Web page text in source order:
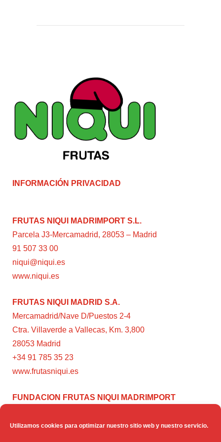
Utilizamos cookies para optimizar nuestro sitio web y nuestro servicio.
INFORMACIÓN PRIVACIDAD
FRUTAS NIQUI MADRIMPORT S.L.
Parcela J3-Mercamadrid, 28053 – Madrid
91 507 33 00
niqui@niqui.es
www.niqui.es
FRUTAS NIQUI MADRID S.A.
Mercamadrid/Nave D/Puestos 2-4
Ctra. Villaverde a Vallecas, Km. 3,800
28053 Madrid
+34 91 785 35 23
www.frutasniqui.es
FUNDACION FRUTAS NIQUI MADRIMPORT
28224 – Pozuelo de Alarcón (Madrid)